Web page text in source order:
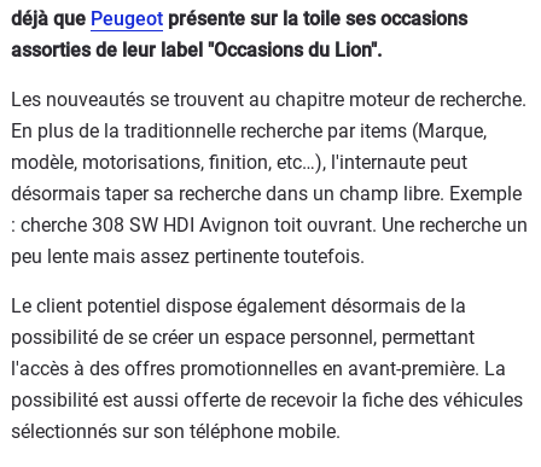
déjà que Peugeot présente sur la toile ses occasions
assorties de leur label "Occasions du Lion".
Les nouveautés se trouvent au chapitre moteur de recherche.
En plus de la traditionnelle recherche par items (Marque,
modèle, motorisations, finition, etc…), l'internaute peut
désormais taper sa recherche dans un champ libre. Exemple
: cherche 308 SW HDI Avignon toit ouvrant. Une recherche un
peu lente mais assez pertinente toutefois.
Le client potentiel dispose également désormais de la
possibilité de se créer un espace personnel, permettant
l'accès à des offres promotionnelles en avant-première. La
possibilité est aussi offerte de recevoir la fiche des véhicules
sélectionnés sur son téléphone mobile.